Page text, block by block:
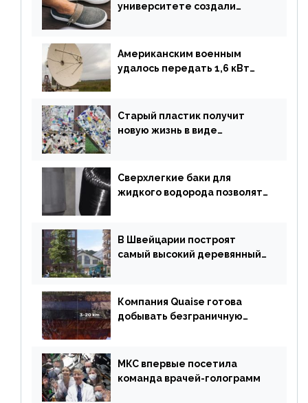
университете создали
Американским военным
удалось передать 1,6 кВт
Старый пластик получит
новую жизнь в виде
Сверхлегкие баки для
жидкого водорода позволят
В Швейцарии построят
самый высокий деревянный
Компания Quaise готова
добывать безграничную
МКС впервые посетила
команда врачей-голограмм